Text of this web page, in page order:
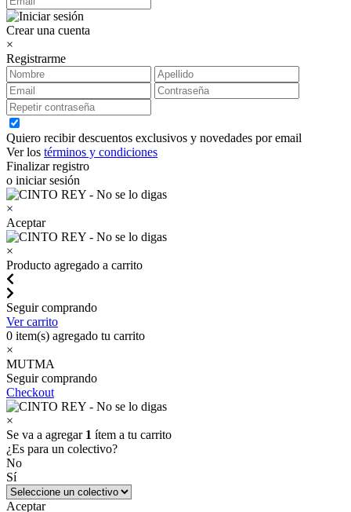
Crear una cuenta
×
Registrarme
Quiero recibir descuentos exclusivos y novedades por email
Ver los términos y condiciones
Finalizar registro
o iniciar sesión
×
Aceptar
×
Producto agregado a carrito
Seguir comprando
Ver carrito
0 item(s) agregado tu carrito
×
MUTMA
Seguir comprando
Checkout
×
Se va a agregar 1 ítem a tu carrito
¿Es para un colectivo?
No
Sí
Aceptar